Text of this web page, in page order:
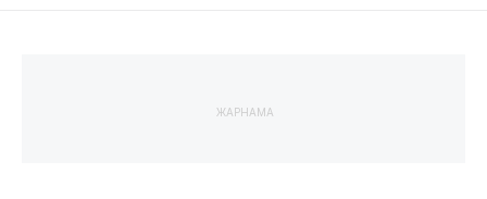
ЖАРНАМА